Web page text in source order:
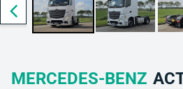
MERCEDES-BENZ